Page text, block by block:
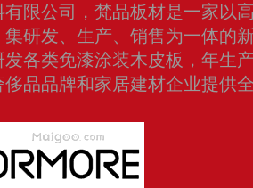
限公司，梵品板材是一家以
研发、生产、销售为一体的
各类免漆涂装木皮板，年生
侈品品牌和家居建材企业提供